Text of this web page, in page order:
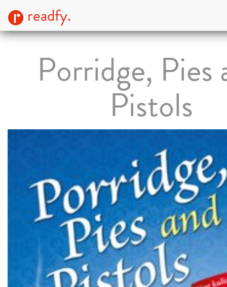
readfy.
Porridge, Pies
Pistols